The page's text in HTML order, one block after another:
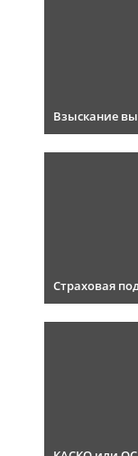
Взыскание
Страховая